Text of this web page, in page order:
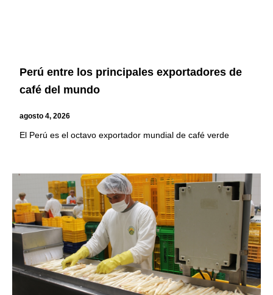
Perú entre los principales exportadores de
café del mundo
agosto 4, 2026
El Perú es el octavo exportador mundial de café verde